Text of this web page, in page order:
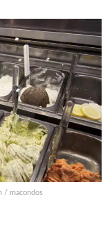
/ macondos